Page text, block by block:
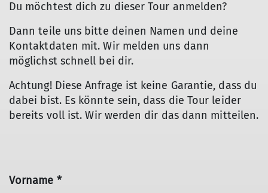
Du möchtest dich zu dieser Tour anmelden?
Dann teile uns bitte deinen Namen und deine
Kontaktdaten mit. Wir melden uns dann
möglichst schnell bei dir.
Achtung! Diese Anfrage ist keine Garantie, dass du
dabei bist. Es könnte sein, dass die Tour leider
bereits voll ist. Wir werden dir das dann mitteilen.
Vorname *